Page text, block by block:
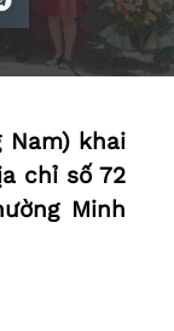
Nam) khai
chỉ số 72
Minh